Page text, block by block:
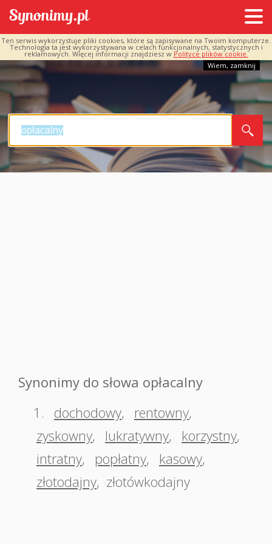
Ten serwis wykorzystuje pliki cookies, które są zapisywane na Twoim komputerze.
Technologia ta jest wykorzystywana w celach funkcjonalnych, statystycznych i
reklamowych. Więcej informacji znajdziesz w Polityce plików cookie.
Wiem, zamknij
Synonimy do słowa opłacalny
1.
dochodowy, rentowny,
zyskowny, lukratywny, korzystny,
intratny, popłatny, kasowy,
złotodajny, złotówkodajny